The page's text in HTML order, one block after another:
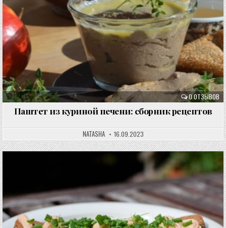
0 ОТЗЫВОВ
Паштет из куриной печени: сборник рецептов
NATASHA 16.09.2023